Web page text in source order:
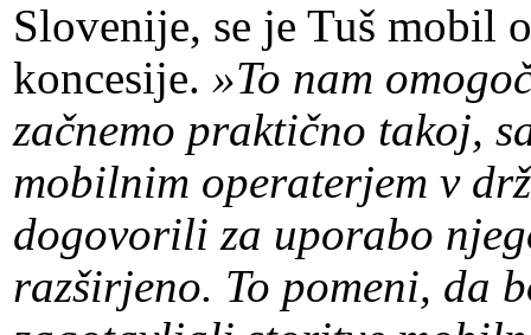
Slovenije, se je Tuš mobil
koncesije. »To nam
začnemo praktično takoj,
mobilnim operaterjem v
dogovorili za uporabo
razširjeno. To pomeni, da